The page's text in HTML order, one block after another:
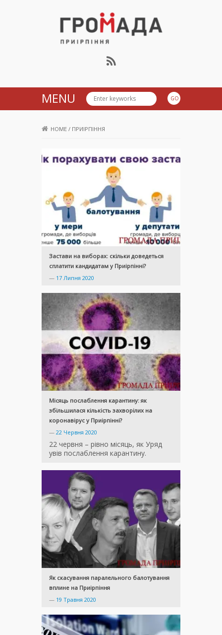
Громада Приірпіння
MENU
HOME / ПРИІРПІННЯ
Застави на виборах: скільки доведеться
сплатити кандидатам у Приірпінні?
— 17 Липня 2020
Місяць послаблення карантину: як
збільшилася кількість захворілих на
коронавірус у Приірпінні?
— 22 Червня 2020
22 червня – рівно місяць, як Уряд
увів послаблення карантину.
Як скасування паралельного балотування
вплине на Приірпіння
— 19 Травня 2020